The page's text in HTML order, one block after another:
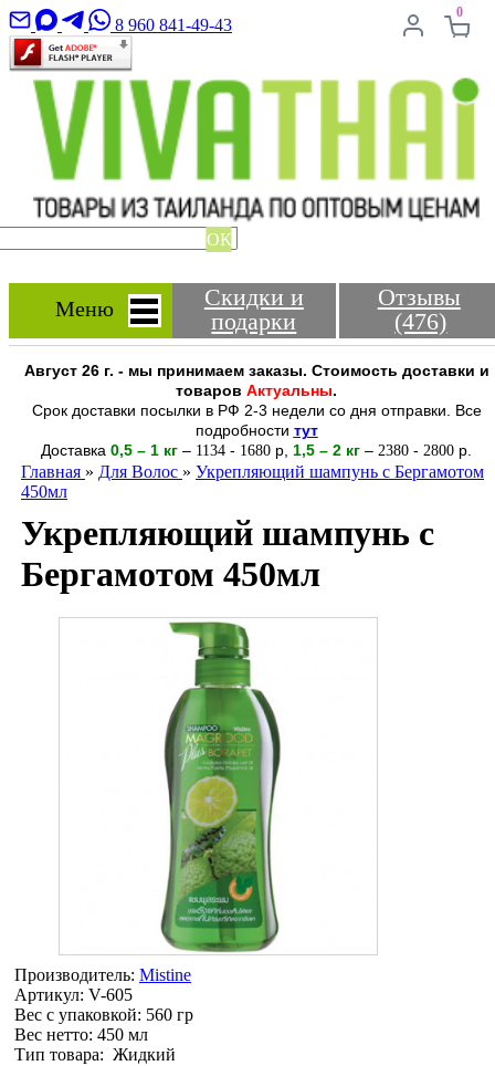
8 960 841-49-43
0
ОК
Меню
Скидки и
подарки
Отзывы
(476)
Август 26 г. - мы принимаем заказы. Стоимость доставки и
товаров Актуальны.
Срок доставки посылки в РФ 2-3 недели со дня отправки. Все
подробности тут
Доставка 0,5 – 1 кг – 1134 - 1680 р 1,5 – 2 кг – 2380 - 2800 р.
Главная » Для Волос » Укрепляющий шампунь с Бергамотом
450мл
Укрепляющий шампунь с
Бергамотом 450мл
Производитель: Mistine
Артикул: V-605
Вес с упаковкой: 560 гр
Вес нетто: 450 мл
Тип товара: Жидкий